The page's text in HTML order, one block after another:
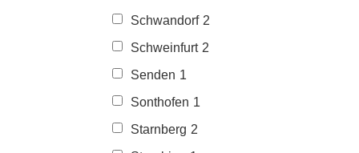
Schwandorf 2
Schweinfurt 2
Senden 1
Sonthofen 1
Starnberg 2